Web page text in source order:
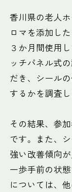
香川県の老人
ロマを添加し
３か月間使用
ッチパネル式
だき、シール
するかを調査し
その結果、参
です。また、
強い改善傾向
一歩手前の状
については、